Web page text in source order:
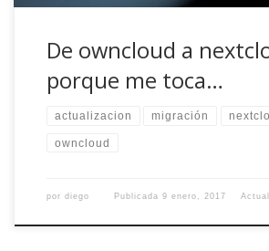
De owncloud a
porque me toca…
actualizacion migración
owncloud
por diego Publicada9 enero, 2017